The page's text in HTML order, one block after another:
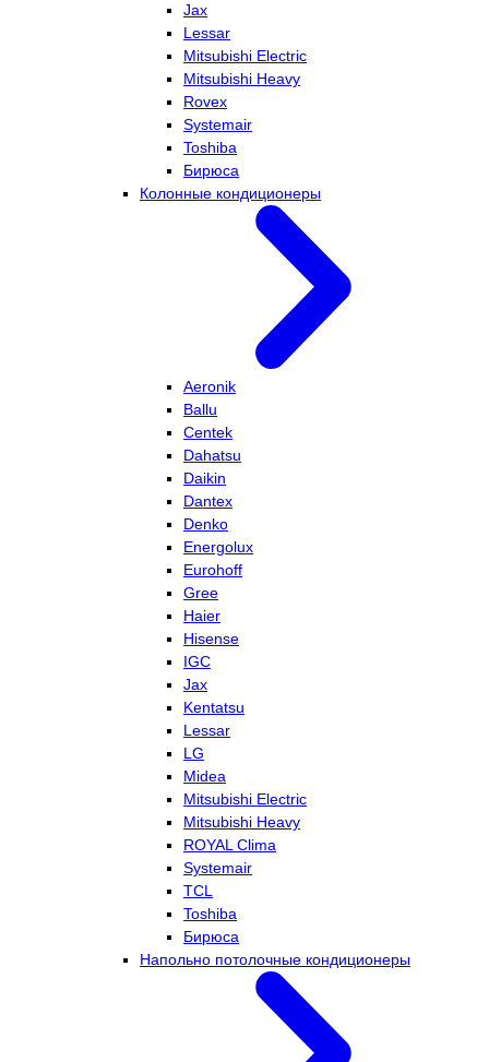
Jax
Lessar
Mitsubishi Electric
Mitsubishi Heavy
Rovex
Systemair
Toshiba
Бирюса
Колонные кондиционеры
Aeronik
Ballu
Centek
Dahatsu
Daikin
Dantex
Denko
Energolux
Eurohoff
Gree
Haier
Hisense
IGC
Jax
Kentatsu
Lessar
LG
Midea
Mitsubishi Electric
Mitsubishi Heavy
ROYAL Clima
Systemair
TCL
Toshiba
Бирюса
Напольно потолочные кондиционеры